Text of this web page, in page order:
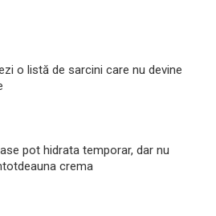
o listă de sarcini care nu devine
pot hidrata temporar, dar nu
crema